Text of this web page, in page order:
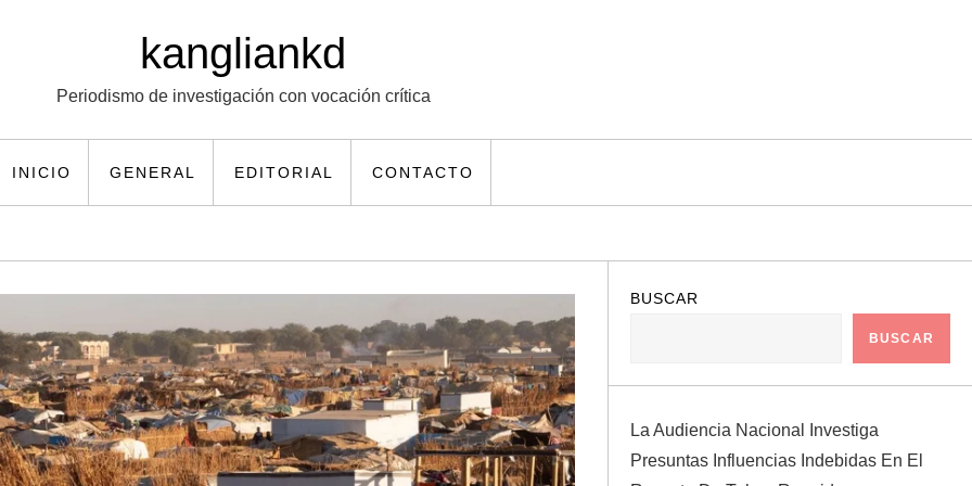
kangliankd
Periodismo de investigación con vocación crítica
INICIO GENERAL EDITORIAL CONTACTO
BUSCAR
BUSCAR
La Audiencia Nacional Investiga
Presuntas Influencias Indebidas En El